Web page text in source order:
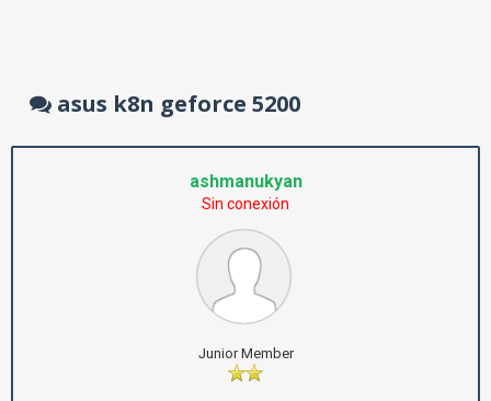
asus k8n geforce 5200
ashmanukyan
Sin conexión
Junior Member